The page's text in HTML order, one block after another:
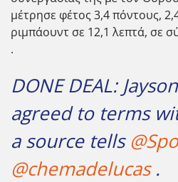
μέτρησε φέτος 3,4 πόντους,
ριμπάουντ σε 12,1 λεπτά, σε
.
DONE DEAL:
agreed to terms
a source tells
@chemadelucas.